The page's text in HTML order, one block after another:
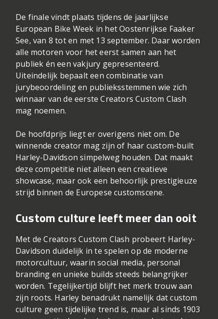
De finale vindt plaats tijdens de jaarlijkse
European Bike Week in het Oostenrijkse Faaker
See, van 8 tot en met 13 september. Daar worden
alle motoren voor het eerst samen aan het
publiek én een vakjury gepresenteerd.
Uiteindelijk bepaalt een combinatie van
jurybeoordeling en publieksstemmen wie zich
winnaar van de eerste Creators Custom Clash
mag noemen.
De hoofdprijs liegt er overigens niet om. De
winnende creator mag zijn of haar custom-built
Harley-Davidson simpelweg houden. Dat maakt
deze competitie niet alleen een creatieve
showcase, maar ook een behoorlijk prestigieuze
strijd binnen de Europese customscene.
Custom culture leeft meer dan ooit
Met de Creators Custom Clash probeert Harley-
Davidson duidelijk in te spelen op de moderne
motorcultuur, waarin social media, personal
branding en unieke builds steeds belangrijker
worden. Tegelijkertijd blijft het merk trouw aan
zijn roots. Harley benadrukt namelijk dat custom
culture geen tijdelijke trend is, maar al sinds 1903